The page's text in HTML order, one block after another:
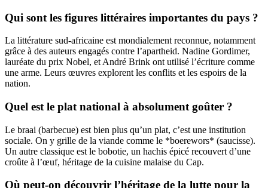
Qui sont les figures littéraires importantes du pays ?
La littérature sud-africaine est mondialement reconnue, notamment
grâce à des auteurs engagés contre l’apartheid. Nadine Gordimer,
lauréate du prix Nobel, et André Brink ont utilisé l’écriture comme
une arme. Leurs œuvres explorent les conflits et les espoirs de la
nation.
Quel est le plat national à absolument goûter ?
Le braai (barbecue) est bien plus qu’un plat, c’est une institution
sociale. On y grille de la viande comme le *boerewors* (saucisse).
Un autre classique est le bobotie, un hachis épicé recouvert d’une
croûte à l’œuf, héritage de la cuisine malaise du Cap.
Où peut-on découvrir l’héritage de la lutte pour la